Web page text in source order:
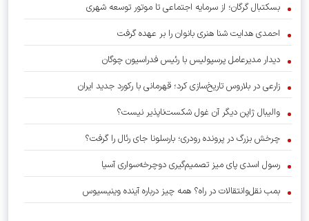
بسکتبال گرگان؛ از سرمایه اجتماعی تا موتور توسعه شهری
احمدی هدایت شنا هنری بانوان را بر عهده گرفت
دیدار مدیرعامل پرسپولیس با رئیس فدراسیون چوگان
زارعی در بلاروس تاریخ‌سازی کرد؛ قهرمانی با رکورد جدید ایران
والیبال ژاپن دیگر آن غول شکست‌ناپذیر نیست؟
چرخش بزرگ در پرونده رودری؛ بارسلونا جای رئال را گرفت؟
رسول اسدی پای میز تصمیم‌گیری دوچرخه‌سواری آسیا
بمب نقل‌وانتقالات در راه؟ همه چیز درباره آینده وینیسیوس